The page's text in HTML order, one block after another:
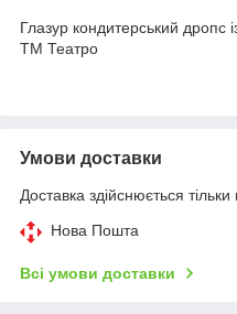
Глазур кондитерський дропс
ТМ Театро
Умови доставки
Доставка здійснюється
Нова Пошта
Всі умови доставки